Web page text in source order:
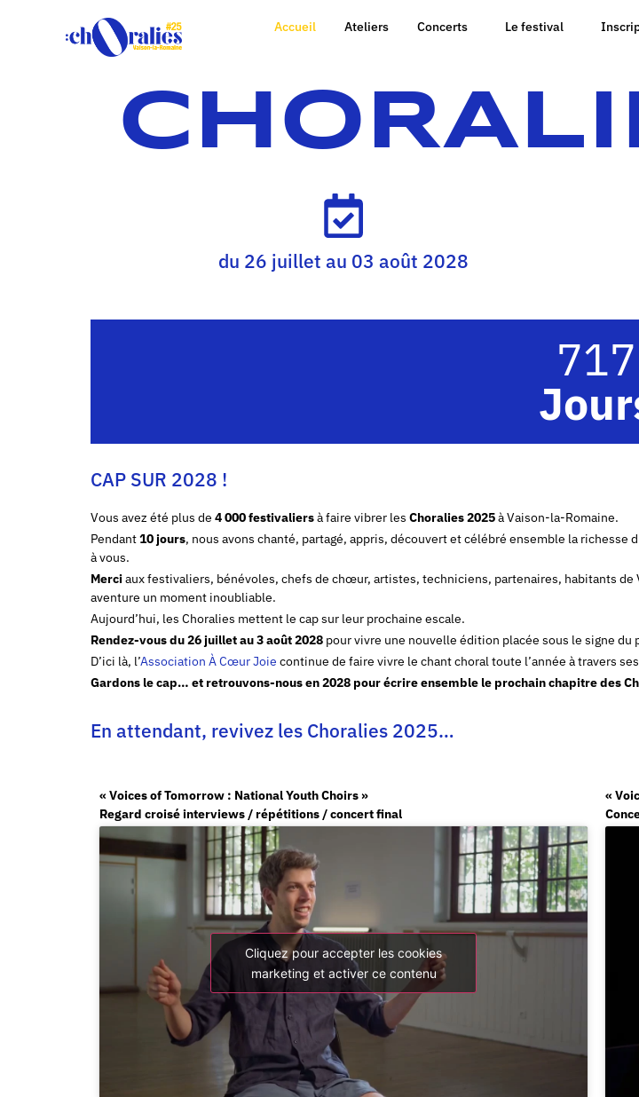
Accueil Ateliers Concerts Le festival
du 26 juillet au 03 août 2028
717
CAP SUR 2028 !
Vous avez été plus de 4 000 festivaliersà faire vibrer les Choralies 2025à Vaison-la-Romaine.
Pendant10 jours, nous avons chanté, partagé, appris, découvert et célébré ensemble la
à vous.
Merciaux festivaliers, bénévoles, chefs de chœur, artistes, techniciens, partenaires, habitants
aventure un moment inoubliable.
Aujourd’hui, les Choralies mettent le cap sur leur prochaine escale.
Rendez-vous du 26 juillet au 3 août 2028 pour vivre une nouvelle édition placée sous le signe
D’ici là, l’Association À Cœur Joie continue de faire vivre le chant choral toute l’année à travers
Gardons le cap… et retrouvons-nous en 2028 pour écrire ensemble le prochain chapitre des
En attendant, revivez les Choralies 2025…
« Voices of Tomorrow : National Youth Choirs »
Regard croisé interviews / répétitions / concert final
Cliquez pour accepter les cookies
marketing et activer ce contenu
«